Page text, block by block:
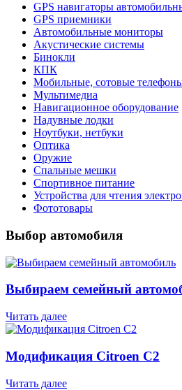
GPS навигаторы
GPS приемники
Автомобильные мониторы
Акустические системы
Бинокли
КПК
Мобильные, сотовые
Мультимедиа
Навигационное оборудование
Надувные лодки
Ноутбуки, нетбуки
Оптика
Оружие
Спальные мешки
Спортивное питание
Устройства для чтения
Фототовары
Выбор автомобиля
Выбираем семейный
Читать далее
Модификация Citroen С2
Читать далее